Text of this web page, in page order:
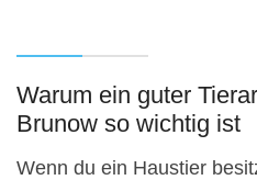
Warum ein guter
Brunow so wichtig ist
Wenn du ein Haustier